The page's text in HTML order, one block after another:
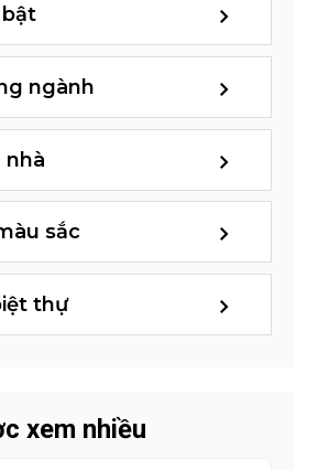
ngành
nhà
sắc
thự
xem nhiều